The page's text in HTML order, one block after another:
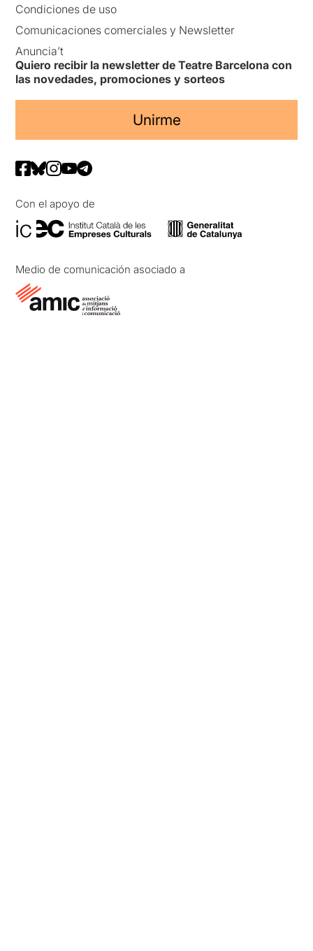
Condiciones de uso
Comunicaciones comerciales y Newsletter
Anuncia’t
Quiero recibir la newsletter de Teatre Barcelona con
las novedades, promociones y sorteos
Unirme
Con el apoyo de
Medio de comunicación asociado a